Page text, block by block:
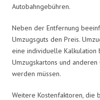
Autobahngebühren.
Neben der Entfernung
Umzugsguts den Preis.
eine individuelle Kalkulation
Umzugskartons und
werden müssen.
Weitere Kostenfaktoren, die